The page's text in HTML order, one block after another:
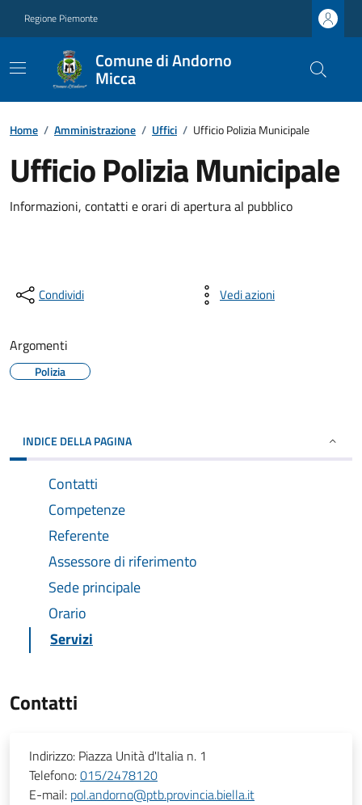
Regione Piemonte
Comune di Andorno
Micca
Home / Amministrazione / Uffici / Ufficio Polizia Municipale
Ufficio Polizia Municipale
Informazioni, contatti e orari di apertura al pubblico
Condividi Vedi azioni
Argomenti
Polizia
INDICE DELLA PAGINA
Contatti
Competenze
Referente
Assessore di riferimento
Sede principale
Orario
Servizi
Contatti
Indirizzo: Piazza Unità d'Italia n. 1
Telefono:015/2478120
E-mail: pol.andorno@ptb.provincia.biella.it